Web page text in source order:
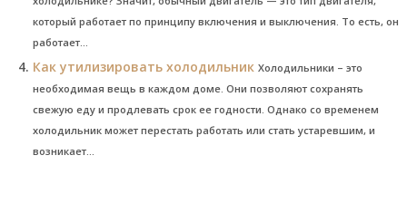
который работает по принципу включения и выключения. То есть, он
работает...
Как утилизировать холодильник Холодильники – это
необходимая вещь в каждом доме. Они позволяют сохранять
свежую еду и продлевать срок ее годности. Однако со временем
холодильник может перестать работать или стать устаревшим, и
возникает...